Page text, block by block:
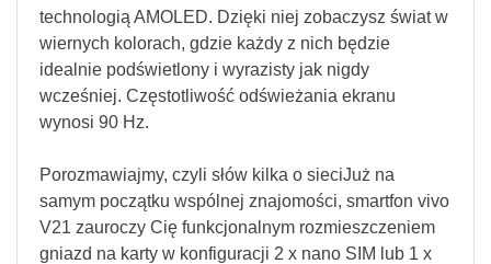
technologią AMOLED. Dzięki niej zobaczysz świat w
wiernych kolorach, gdzie każdy z nich będzie
idealnie podświetlony i wyrazisty jak nigdy
wcześniej. Częstotliwość odświeżania ekranu
wynosi 90 Hz.
Porozmawiajmy, czyli słów kilka o sieciJuż na
samym początku wspólnej znajomości, smartfon vivo
V21 zauroczy Cię funkcjonalnym rozmieszczeniem
gniazd na karty w konfiguracji 2 x nano SIM lub 1 x